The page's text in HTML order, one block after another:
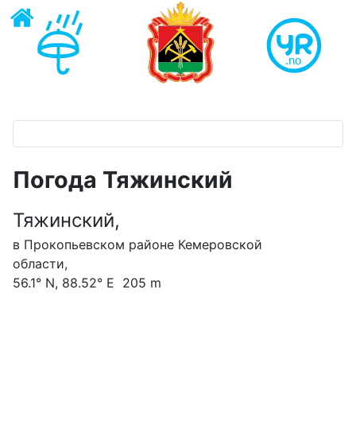
Погода Тяжинский
Тяжинский,
в Прокопьевском районе Кемеровской
области,
56.1° N, 88.52° E 205 m